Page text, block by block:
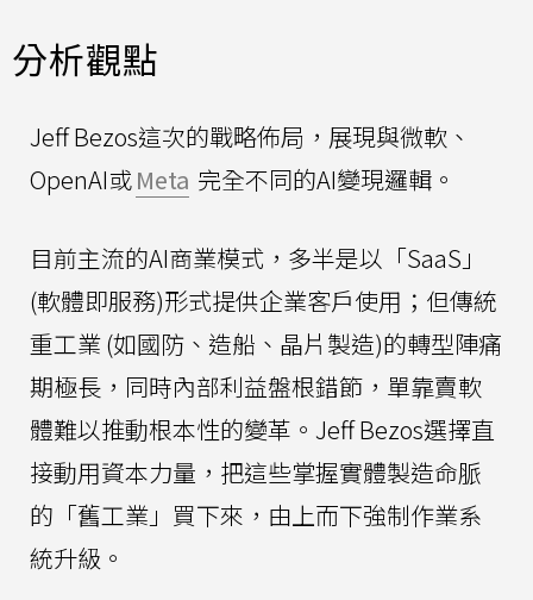
分析觀點
Jeff Bezos這次的戰略佈局，展現與微軟、
OpenAI或Meta 完全不同的AI變現邏輯。
目前主流的AI商業模式，多半是以「SaaS」
(軟體即服務)形式提供企業客戶使用；但傳統
重工業 (如國防、造船、晶片製造)的轉型陣痛
期極長，同時內部利益盤根錯節，單靠賣軟
體難以推動根本性的變革。Jeff Bezos選擇直
接動用資本力量，把這些掌握實體製造命脈
的「舊工業」買下來，由上而下強制作業系
統升級。